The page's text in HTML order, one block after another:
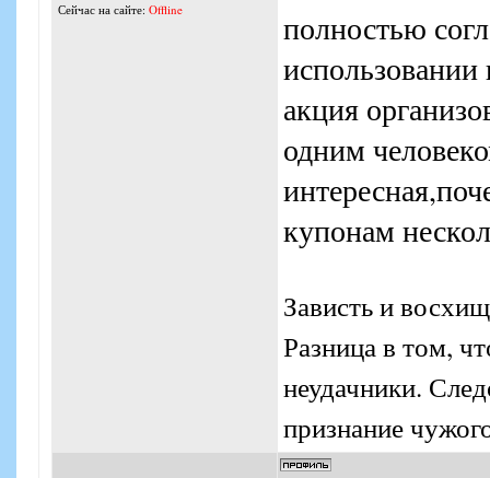
Сейчас на сайте: Offline
полностью
акция
одним
купонам
Зависть и
Разница в том,
неудачники.
признание